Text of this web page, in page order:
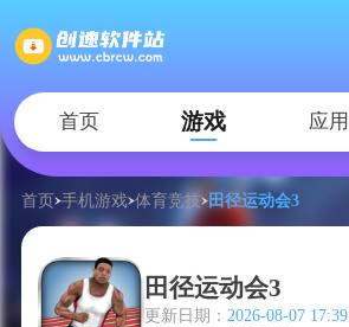
首页 游戏 应用
首页 手机游戏 体育竞技 田径运动会3
田径运动会3
更新日期： 2026-08-07 17:39